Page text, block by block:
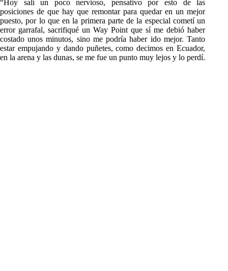
“Hoy salí un poco nervioso, pensativo por esto de las
posiciones de que hay que remontar para quedar en un mejor
puesto, por lo que en la primera parte de la especial cometí un
error garrafal, sacrifiqué un Way Point que sí me debió haber
costado unos minutos, sino me podría haber ido mejor. Tanto
estar empujando y dando puñetes, como decimos en Ecuador,
en la arena y las dunas, se me fue un punto muy lejos y lo perdí.